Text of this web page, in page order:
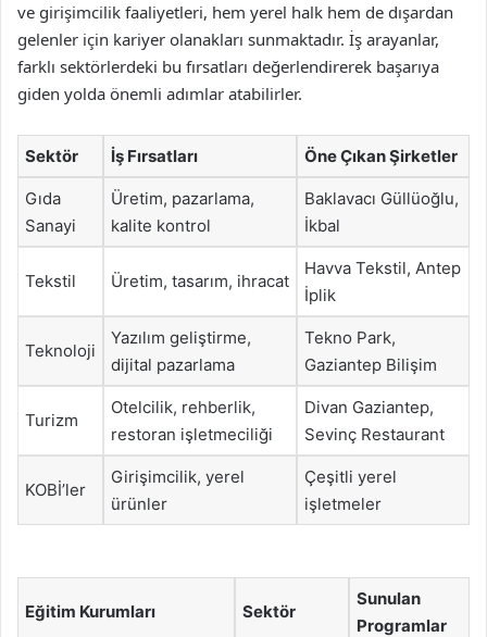
ve girişimcilik faaliyetleri, hem yerel halk hem de dışardan
gelenler için kariyer olanakları sunmaktadır. İş arayanlar,
farklı sektörlerdeki bu fırsatları değerlendirerek başarıya
giden yolda önemli adımlar atabilirler.
Sektör İş Fırsatları Öne Çıkan Şirketler
Gıda
Sanayi
Üretim, pazarlama,
kalite kontrol
Baklavacı Güllüoğlu,
İkbal
Tekstil Üretim, tasarım, ihracat
Havva Tekstil, Antep
İplik
Teknoloji
Yazılım geliştirme,
dijital pazarlama
Tekno Park,
Gaziantep Bilişim
Turizm
Otelcilik, rehberlik,
restoran işletmeciliği
Divan Gaziantep,
Sevinç Restaurant
KOBİ’ler
Girişimcilik, yerel
ürünler
Çeşitli yerel
işletmeler
Eğitim Kurumları Sektör
Sunulan
Programlar